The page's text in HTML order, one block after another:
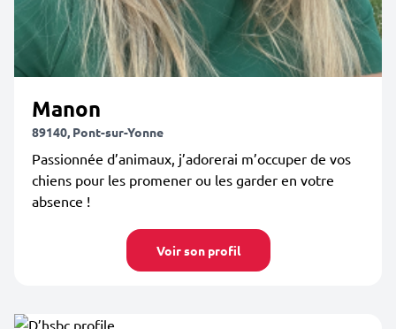
Manon
89140, Pont-sur-Yonne
Passionnée d’animaux, j’adorerai m’occuper de vos
chiens pour les promener ou les garder en votre
absence !
Voir son profil